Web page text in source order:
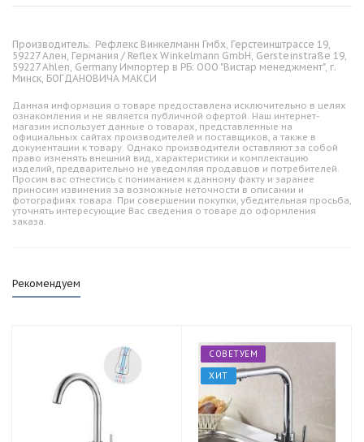
Производитель: Рефлекс Винкелманн Гмбх, Герстеинштрассе 19,
59227 Ален, Германия / Reflex Winkelmann GmbH, Gersteinstraße 19,
59227 Ahlen, Germany Импортер в РБ: ООО "Вистар менеджмент", г.
Минск, БОГДАНОВИЧА МАКСИ
Данная информация о товаре предоставлена исключительно в целях
ознакомления и не является публичной офертой. Наш интернет-
магазин использует данные о товарах, представленные на
официальных сайтах производителей и поставщиков, а также в
документации к товару. Однако производители оставляют за собой
право изменять внешний вид, характеристики и комплектацию
изделий, предварительно не уведомляя продавцов и потребителей.
Просим вас отнестись с пониманием к данному факту и заранее
приносим извинения за возможные неточности в описании и
фотографиях товара. При совершении покупки, убедительная просьба,
уточнять интересующие Вас сведения о товаре до оформления
заказа.
Рекомендуем
СОВЕТУЕМ
ХИТ